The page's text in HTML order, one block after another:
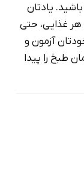
یادتان
هر غذایی، حتی
آزمون و
طبخ را پیدا